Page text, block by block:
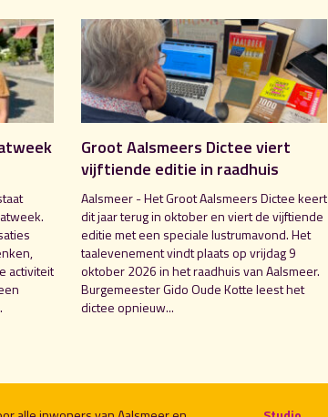
activiteit
Groot Aalsmeers Dictee viert
vijftiende editie in raadhuis
Aalsmeer - Het Groot Aalsmeers Dictee keert
dit jaar terug in oktober en viert de vijftiende
editie met een speciale lustrumavond. Het
taalevenement vindt plaats op vrijdag 9
oktober 2026 in het raadhuis van Aalsmeer.
Burgemeester Gido Oude Kotte leest het
dictee opnieuw...